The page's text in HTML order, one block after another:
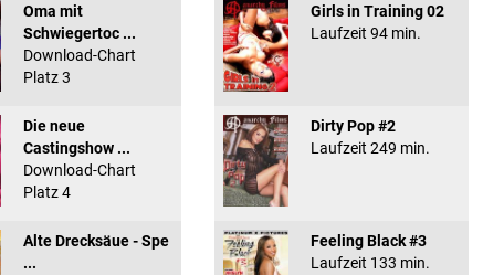
Oma mit
Schwiegertoc ...
Download-Chart
Platz 3
Die neue
Castingshow ...
Download-Chart
Platz 4
Alte Drecksäue - Spe
...
Girls in Training 02
Laufzeit 94 min.
Dirty Pop #2
Laufzeit 249 min.
Feeling Black #3
Laufzeit 133 min.